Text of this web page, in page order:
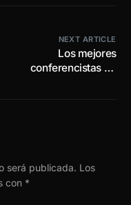
NEXT ARTICLE
Los mejores
conferencistas de
será publicada. Los
con *